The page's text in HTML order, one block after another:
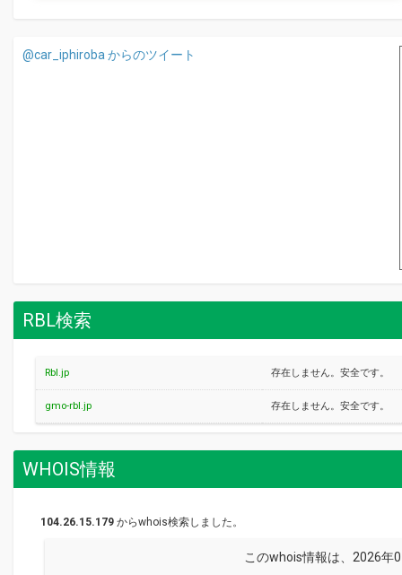
@car_iphiroba からのツイート
RBL検索
Rbl.jp 存在しません。安全です。
gmo-rbl.jp 存在しません。安全です。
WHOIS情報
104.26.15.179 からwhois検索しました。
このwhois情報は、2026年